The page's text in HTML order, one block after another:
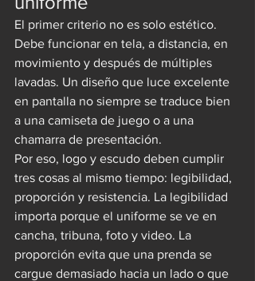
El primer criterio no es solo estético.
Debe funcionar en tela, a distancia, en
movimiento y después de múltiples
lavadas. Un diseño que luce excelente
en pantalla no siempre se traduce bien
a una camiseta de juego o a una
chamarra de presentación.
Por eso, logo y escudo deben cumplir
tres cosas al mismo tiempo: legibilidad,
proporción y resistencia. La legibilidad
importa porque el uniforme se ve en
cancha, tribuna, foto y video. La
proporción evita que una prenda se
cargue demasiado hacia un lado o que